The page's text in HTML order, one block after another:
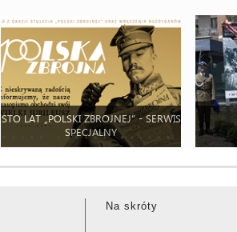
STO LAT „POLSKI ZBROJNEJ” - SERWIS
SPECJALNY
Na skróty